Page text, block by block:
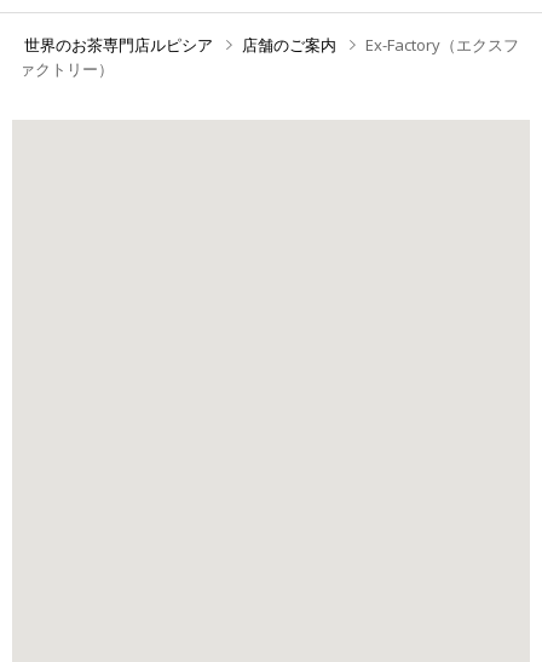
世界のお茶専門店ルピシア 店舗のご案内
Ex-Factory（エクスフ
ァクトリー）